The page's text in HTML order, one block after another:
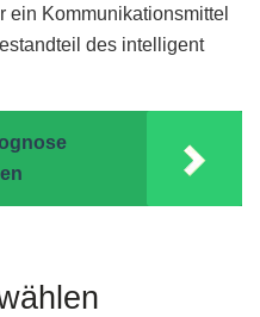
ein Kommunikationsmittel
des intelligent